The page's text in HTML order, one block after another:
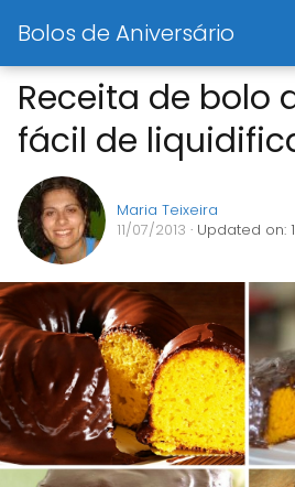
Bolos de Aniversário
Receita de bolo
fácil de
Maria Teixeira
11/07/2013 · Updated on: